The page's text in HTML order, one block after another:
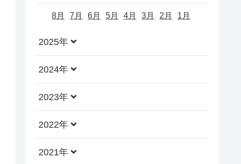
8月 7月 6月 5月 4月 3月 2月 1月
2025年
2024年
2023年
2022年
2021年